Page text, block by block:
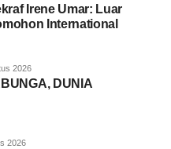
Irene Umar: Luar
International
2026
DUNIA
2026